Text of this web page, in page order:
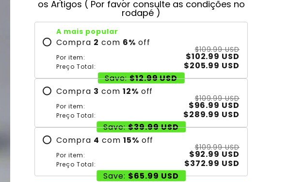
os Artigos ( Por favor consulte as condições no
rodapé )
A mais popular
Compra 2 com 6% off
Por item:
$109.99 USD
$102.99 USD
Preço Total:
$205.99 USD
Save: $12.99 USD
Compra 3 com 12% off
Por item:
$109.99 USD
$96.99 USD
Preço Total:
$289.99 USD
Save: $39.99 USD
Compra 4 com 15% off
Por item:
$109.99 USD
$92.99 USD
Preço Total:
$372.99 USD
Save: $65.99 USD